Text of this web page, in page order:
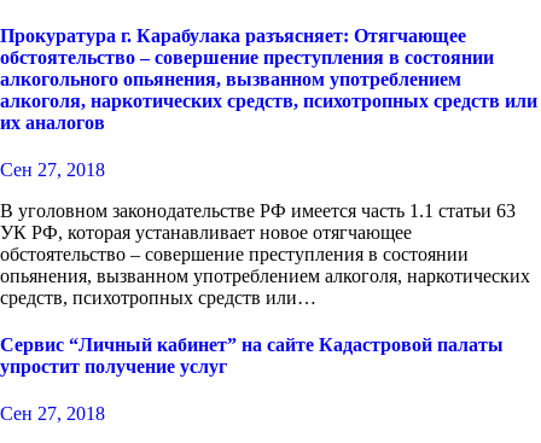
Прокуратура г. Карабулака разъясняет: Отягчающее
обстоятельство – совершение преступления в состоянии
алкогольного опьянения, вызванном употреблением
алкоголя, наркотических средств, психотропных средств или
их аналогов
Сен 27, 2018
В уголовном законодательстве РФ имеется часть 1.1 статьи 63
УК РФ, которая устанавливает новое отягчающее
обстоятельство – совершение преступления в состоянии
опьянения, вызванном употреблением алкоголя, наркотических
средств, психотропных средств или…
Сервис “Личный кабинет” на сайте Кадастровой палаты
упростит получение услуг
Сен 27, 2018